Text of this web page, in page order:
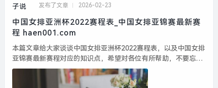
发布了文章 2026-02-23
中国女排亚洲杯2022赛程表_中国女排亚锦赛最新赛
程 haen001.com
本篇文章给大家谈谈中国女排亚洲杯2022赛程表，以及中国女排
亚锦赛最新赛程对应的知识点，希望对各位有所帮助，不要忘了
收藏本站喔。 本文目录一览： 1、中国女排亚洲杯半决赛时间央